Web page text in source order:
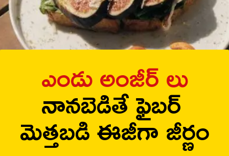
ఎండు అంజీర్ లు
నానబెడితే ఫైబర్
మెత్తబడి ఈజీగా జీర్ణం